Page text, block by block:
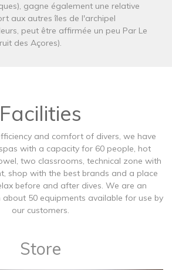
gagne également une relative
aux autres îles de l'archipel
peut être affirmée un peu Par Le
des Açores).
Facilities
and comfort of divers, we have
with a capacity for 60 people, hot
two classrooms, technical zone with
shop with the best brands and a place
before and after dives. We are an
50 equipments available for use by
our customers.
Store